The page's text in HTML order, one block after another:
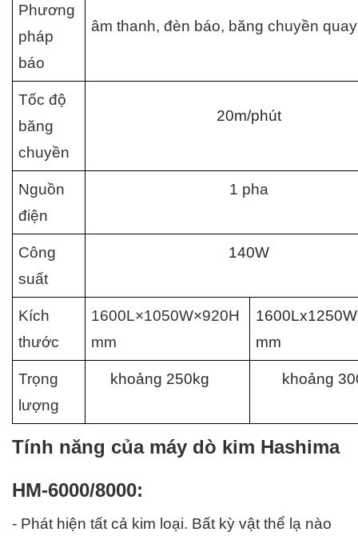
Phương
pháp
báo
âm thanh, đèn báo, băng chuyền
Tốc độ
băng
chuyền
20m/phút
Nguồn
điện
1 pha
Công
suất
140W
Kích
thước
mm
mm
Trọng
lượng
khoảng 250kg khoảng
Tính năng của máy dò kim Hashima
HM-6000/8000:
- Phát hiện tất cả kim loại. Bất kỳ vật thể lạ nào